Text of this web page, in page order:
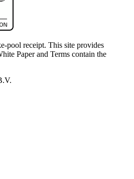
pool receipt. This site provides
Paper and Terms contain the